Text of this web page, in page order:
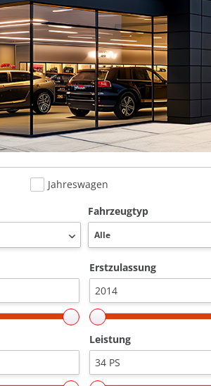
Jahreswagen
Fahrzeugtyp
Erstzulassung
Leistung